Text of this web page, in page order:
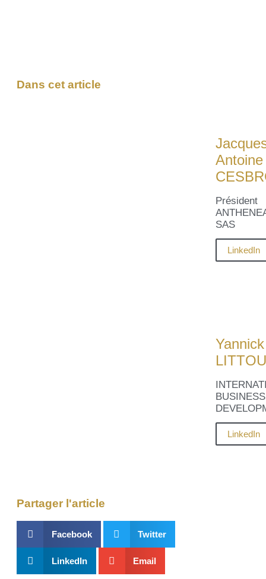
Dans cet article
Antoine
Président
SAS
LinkedIn
Yannick
BUSINESS
LinkedIn
Partager l'article
Facebook Twitter
LinkedIn Email